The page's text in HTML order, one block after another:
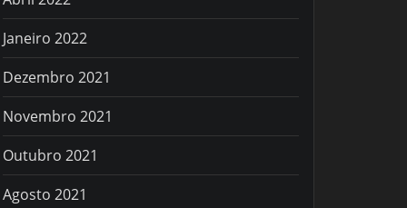
Janeiro 2022
Dezembro 2021
Novembro 2021
Outubro 2021
Agosto 2021